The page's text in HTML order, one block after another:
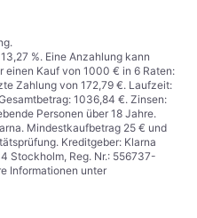
%. Eine Anzahlung kann
einen Kauf von 1000 € in 6 Raten:
Zahlung von 172,79 €. Laufzeit:
1036,84 €. Zinsen:
Personen über 18 Jahre.
Mindestkaufbetrag 25 € und
Kreditgeber: Klarna
Stockholm, Reg. Nr.: 556737-
Informationen unter